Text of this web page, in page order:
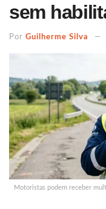
sem
Por Guilherme Silva
Motoristas podem receber